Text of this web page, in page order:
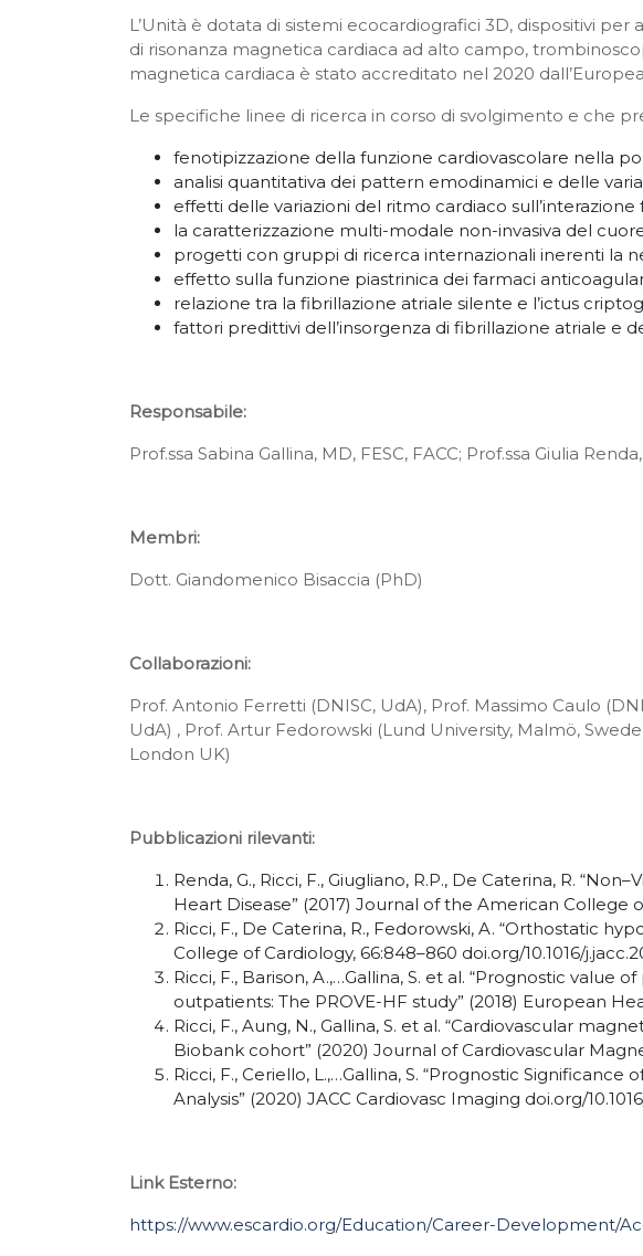
L’Unità è dotata di sistemi ecocardiografici 3D, dispositivi
di risonanza magnetica cardiaca ad alto campo,
magnetica cardiaca è stato accreditato nel 2020
Le specifiche linee di ricerca in corso di svolgimento e che
fenotipizzazione della funzione cardiovascolare nella
analisi quantitativa dei pattern emodinamici e delle
effetti delle variazioni del ritmo cardiaco
la caratterizzazione multi-modale non-invasiva del
progetti con gruppi di ricerca internazionali inerenti la
effetto sulla funzione piastrinica dei farmaci
relazione tra la fibrillazione atriale silente e l’ictus
fattori predittivi dell’insorgenza di fibrillazione atriale e
Responsabile:
Prof.ssa Sabina Gallina, MD, FESC, FACC; Prof.ssa Giulia
Membri:
Dott. Giandomenico Bisaccia (PhD)
Collaborazioni:
Prof. Antonio Ferretti (DNISC, UdA), Prof. Massimo Caulo
UdA) , Prof. Artur Fedorowski (Lund University, Malmö,
London UK)
Pubblicazioni rilevanti:
Renda, G., Ricci, F., Giugliano, R.P., De Caterina, R.
Heart Disease” (2017) Journal of the American College of
Ricci, F., De Caterina, R., Fedorowski, A. “Orthostatic
College of Cardiology, 66:848–860 doi.org/10.1016/
Ricci, F., Barison, A.,…Gallina, S. et al. “Prognostic
outpatients: The PROVE-HF study” (2018) European
Ricci, F., Aung, N., Gallina, S. et al. “Cardiovascular
Biobank cohort” (2020) Journal of Cardiovascular
Ricci, F., Ceriello, L.,…Gallina, S. “Prognostic
Analysis” (2020) JACC Cardiovasc Imaging doi.org/
Link Esterno:
https://www.escardio.org/Education/Career-Development/